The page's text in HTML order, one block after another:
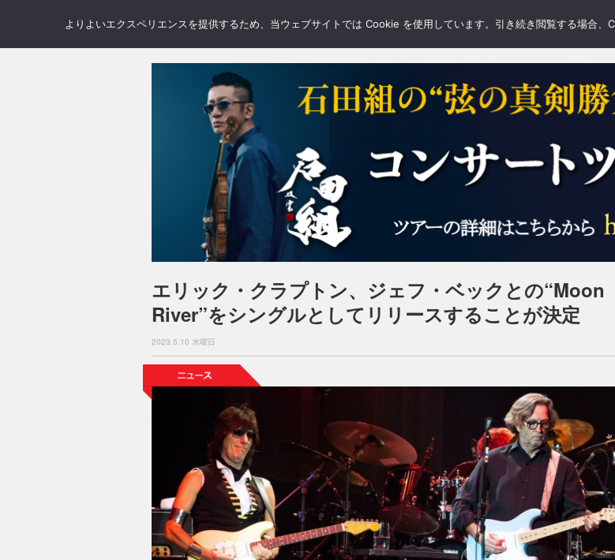
NEWS REVIEWS GALLERY BLOGS FEATURE
エリック・クラプトン、ジェフ・ベックとの“Moon
River”をシングルとしてリリースすることが決定
2023.5.10 水曜日
よりよいエクスペリエンスを提供するため、当ウェブサイトでは Cookie を使用しています。引き続き閲覧する場合、